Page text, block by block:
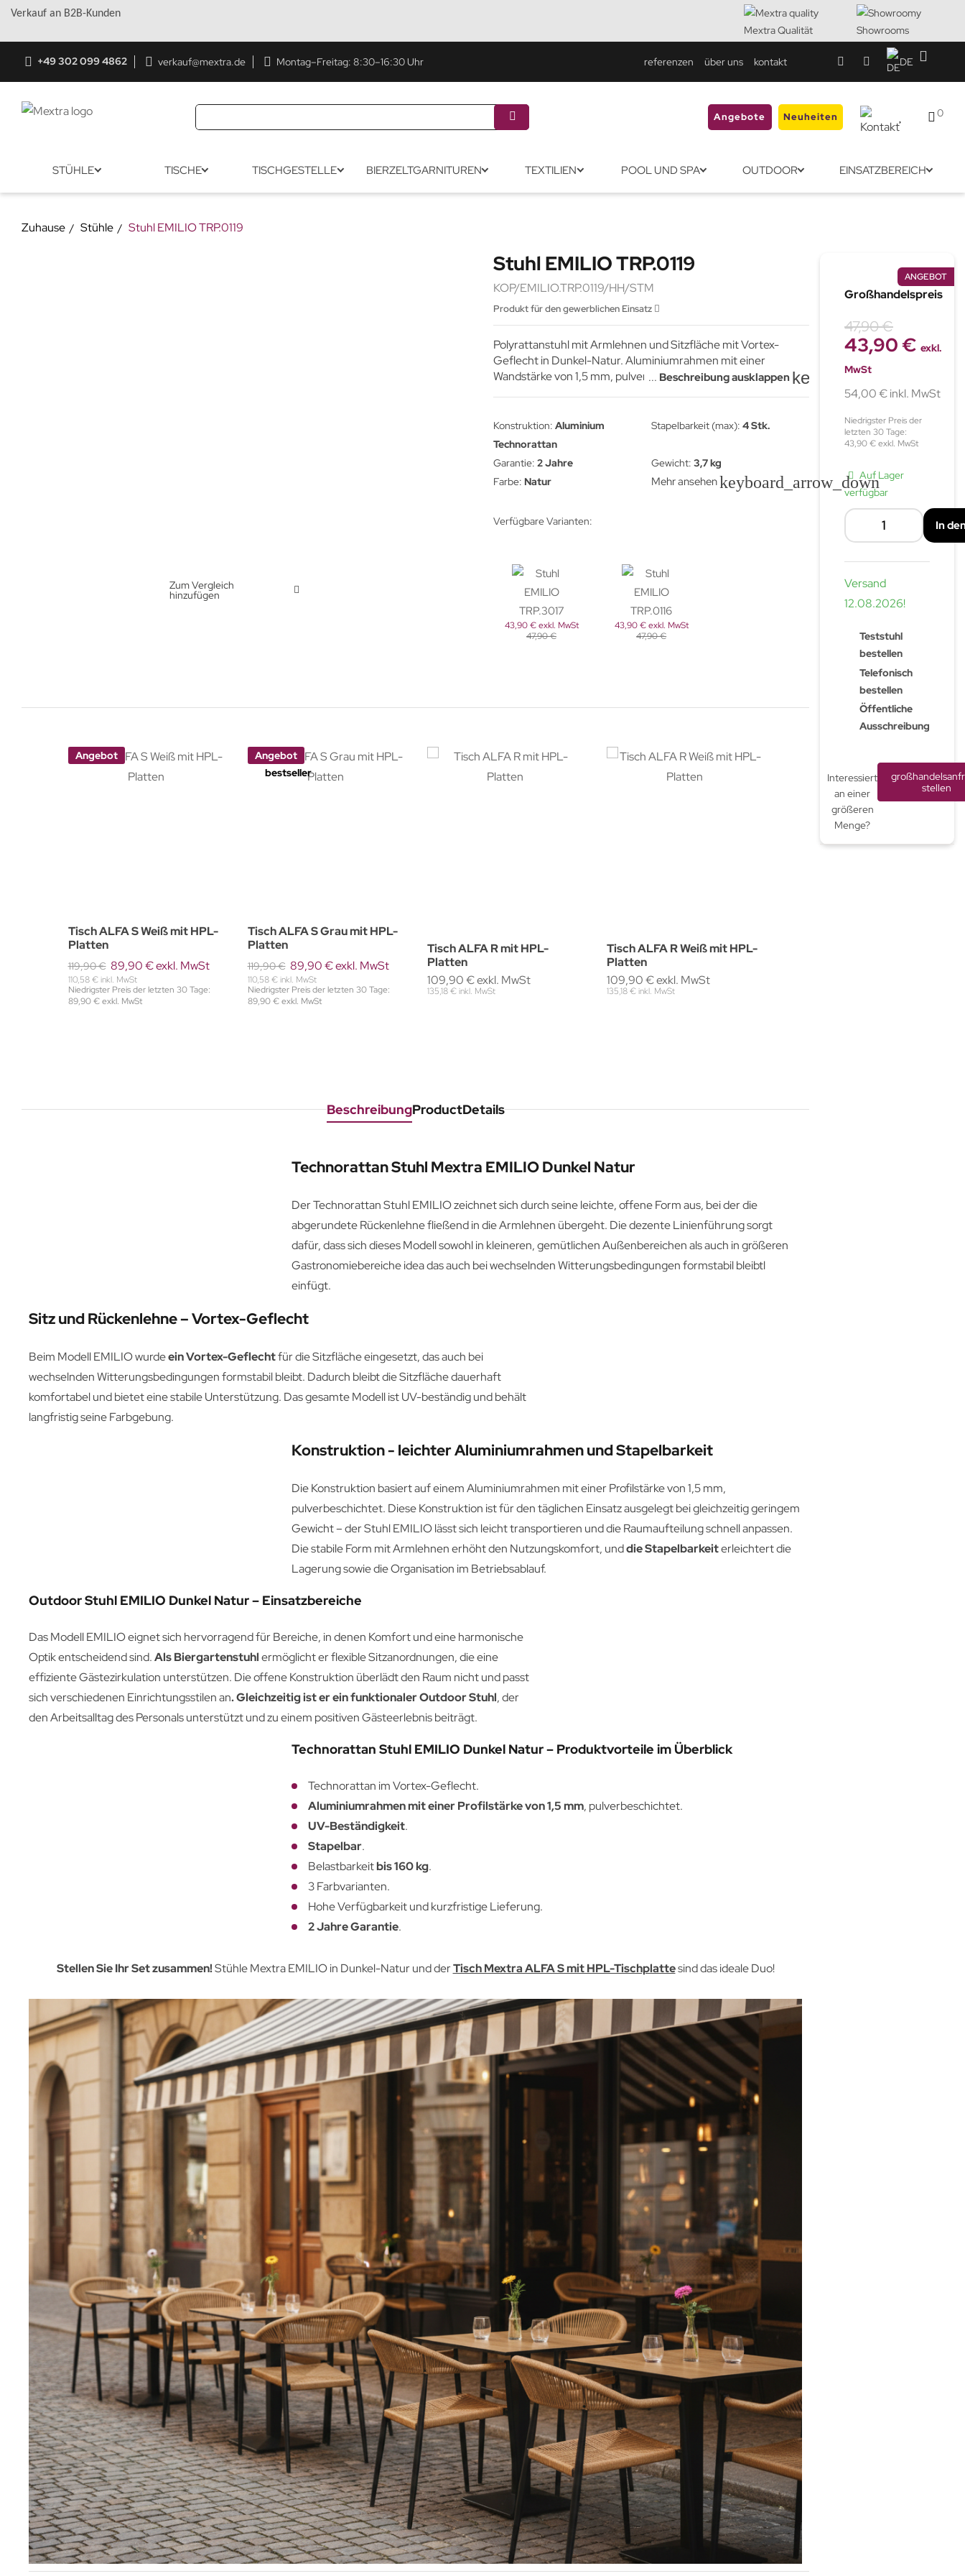
Verkauf an B2B-Kunden
Mextra Qualität Showrooms
+49 302 099 4862 verkauf@mextra.de Montag–Freitag: 8:30–16:30 Uhr referenzen über uns kontakt DE
Angebote Neuheiten 0
STÜHLE TISCHE TISCHGESTELLE BIERZELTGARNITUREN TEXTILIEN POOL UND SPA OUTDOOR EINSATZBEREICH
Zuhause Stühle Stuhl EMILIO TRP.0119
Zum Vergleich
hinzufügen
Stuhl EMILIO TRP.0119
KOP/EMILIO.TRP.0119/HH/STM
Produkt für den gewerblichen Einsatz
Polyrattanstuhl mit Armlehnen und Sitzfläche mit Vortex-
Geflecht in Dunkel-Natur. Aluminiumrahmen mit einer
Wandstärke von 1,5 mm, pulverbeschichtet in Schwarz. Leichte
... Beschreibung ausklappen keyboard_arrow_down
Konstruktion: Aluminium
Technorattan
Stapelbarkeit (max): 4 Stk.
Garantie: 2 Jahre Gewicht: 3,7 kg
Farbe: Natur Mehr ansehenkeyboard_arrow_down
Verfügbare Varianten:
43,90 € exkl. MwSt
47,90 €
43,90 € exkl. MwSt
47,90 €
Großhandelspreis
47,90 €
43,90 € exkl.
MwSt
54,00 € inkl. MwSt
ANGEBOT
Niedrigster Preis der
letzten 30 Tage:
43,90 € exkl. MwSt
Auf Lager
verfügbar
In
Versand
12.08.2026!
Teststuhl
bestellen
Telefonisch
bestellen
Öffentliche
Ausschreibung
Interessiert
an einer
größeren
Menge?
stellen
Angebot
Tisch ALFA S Weiß mit HPL-
Platten
119,90 € 89,90 € exkl. MwSt
110,58 € inkl. MwSt
Niedrigster Preis der letzten 30 Tage:
89,90 € exkl. MwSt
Angebot
bestseller
Tisch ALFA S Grau mit HPL-
Platten
119,90 € 89,90 € exkl. MwSt
110,58 € inkl. MwSt
Niedrigster Preis der letzten 30 Tage:
89,90 € exkl. MwSt
Tisch ALFA R mit HPL-
Platten
109,90 € exkl. MwSt
135,18 € inkl. MwSt
Tisch ALFA R Weiß mit HPL-
Platten
109,90 € exkl. MwSt
135,18 € inkl. MwSt
BeschreibungProductDetails
Technorattan Stuhl Mextra EMILIO Dunkel Natur
Der Technorattan Stuhl EMILIO zeichnet sich durch seine leichte, offene Form aus, bei der die
abgerundete Rückenlehne fließend in die Armlehnen übergeht. Die dezente Linienführung sorgt
dafür, dass sich dieses Modell sowohl in kleineren, gemütlichen Außenbereichen als auch in größeren
Gastronomiebereiche idea das auch bei wechselnden Witterungsbedingungen formstabil bleibtl
einfügt.
Sitz und Rückenlehne – Vortex-Geflecht
Beim Modell EMILIO wurdeein Vortex-Geflechtfür die Sitzfläche eingesetzt, das auch bei
wechselnden Witterungsbedingungen formstabil bleibt. Dadurch bleibt die Sitzfläche dauerhaft
komfortabel und bietet eine stabile Unterstützung. Das gesamte Modell ist UV-beständig und behält
langfristig seine Farbgebung.
Konstruktion - leichter Aluminiumrahmen und Stapelbarkeit
Die Konstruktion basiert auf einem Aluminiumrahmen mit einer Profilstärke von 1,5 mm,
pulverbeschichtet. Diese Konstruktion ist für den täglichen Einsatz ausgelegt bei gleichzeitig geringem
Gewicht – der Stuhl EMILIO lässt sich leicht transportieren und die Raumaufteilung schnell anpassen.
Die stabile Form mit Armlehnen erhöht den Nutzungskomfort, unddie Stapelbarkeiterleichtert die
Lagerung sowie die Organisation im Betriebsablauf.
Outdoor Stuhl EMILIO Dunkel Natur – Einsatzbereiche
Das Modell EMILIO eignet sich hervorragend für Bereiche, in denen Komfort und eine harmonische
Optik entscheidend sind.Als Biergartenstuhlermöglicht er flexible Sitzanordnungen, die eine
effiziente Gästezirkulation unterstützen. Die offene Konstruktion überlädt den Raum nicht und passt
sich verschiedenen Einrichtungsstilen an. Gleichzeitig ist er einfunktionalerOutdoor Stuhl, der
den Arbeitsalltag des Personals unterstützt und zu einem positiven Gästeerlebnis beiträgt.
Technorattan Stuhl EMILIO Dunkel Natur – Produktvorteile im Überblick
Technorattan im Vortex-Geflecht.
Aluminiumrahmen mit einer Profilstärke von 1,5 mm, pulverbeschichtet.
UV-Beständigkeit.
Stapelbar.
Belastbarkeitbis 160 kg.
3 Farbvarianten.
Hohe Verfügbarkeit und kurzfristige Lieferung.
2 Jahre Garantie.
Stellen Sie Ihr Set zusammen!Stühle Mextra EMILIO in Dunkel-Natur und derTisch Mextra ALFA S mit HPL-Tischplattesind das ideale Duo!